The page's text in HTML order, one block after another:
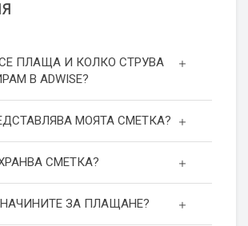
ПЛАЩА И КОЛКО СТРУВА
В ADWISE?
МОЯТА СМЕТКА?
СМЕТКА?
ЗА ПЛАЩАНЕ?